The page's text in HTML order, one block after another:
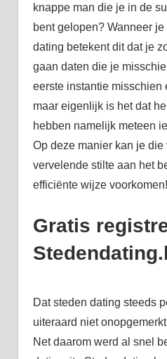
knappe man die je in de
bent gelopen? Wanneer
dating betekent dit dat je
gaan daten die je
eerste instantie misschien
maar eigenlijk is het dat
hebben namelijk meteen
Op deze manier kan je
vervelende stilte aan het
efficiënte wijze voorkomen!
Gratis
Dat steden dating steeds
uiteraard niet
Net daarom werd al snel